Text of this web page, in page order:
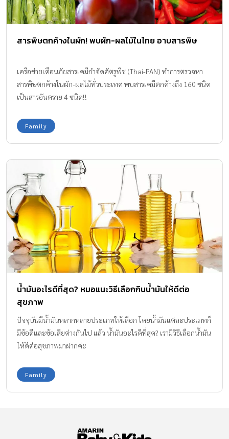
สารพิษตกค้างในผัก! พบผัก-ผลไม้ในไทย อาบสารพิษ
เครือข่ายเตือนภัยสารเคมีกำจัดศัตรูพืช (Thai-PAN) ทำการตรวจหา
สารพิษตกค้างในผัก-ผลไม้ทั่วประเทศ พบสารเคมีตกค้างถึง 160 ชนิด
เป็นสารอันตราย 4 ชนิด!!
Family
น้ำมันอะไรดีที่สุด? หมอแนะวิธีเลือกกินน้ำมันให้ดีต่อ
สุขภาพ
ปัจจุบันมีน้ำมันหลากหลายประเภทให้เลือก โดยน้ำมันแต่ละประเภทก็
มีข้อดีและข้อเสียต่างกันไป แล้ว น้ำมันอะไรดีที่สุด? เรามีวิธีเลือกน้ำมัน
ให้ดีต่อสุขภาพมาฝากค่ะ
Family